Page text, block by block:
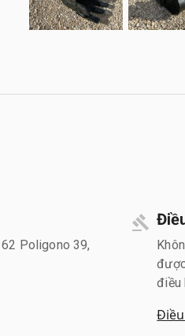
Poligono 39,
điều